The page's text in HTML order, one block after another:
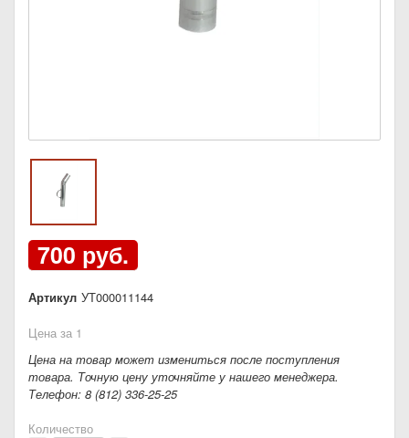
700 руб.
Артикул УТ000011144
Цена за 1
Цена на товар может измениться после поступления
товара. Точную цену уточняйте у нашего менеджера.
Телефон: 8 (812) 336-25-25
Количество